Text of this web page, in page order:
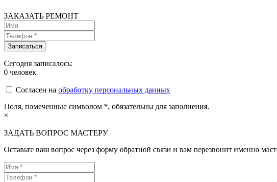
ЗАКАЗАТЬ РЕМОНТ
Сегодня записалось:
0 человек
Согласен на обработку персональных данных
Поля, помеченные символом *, обязательны для заполнения.
×
ЗАДАТЬ ВОПРОС МАСТЕРУ
Оставьте ваш вопрос через форму обратной связи и вам перезвонит именно